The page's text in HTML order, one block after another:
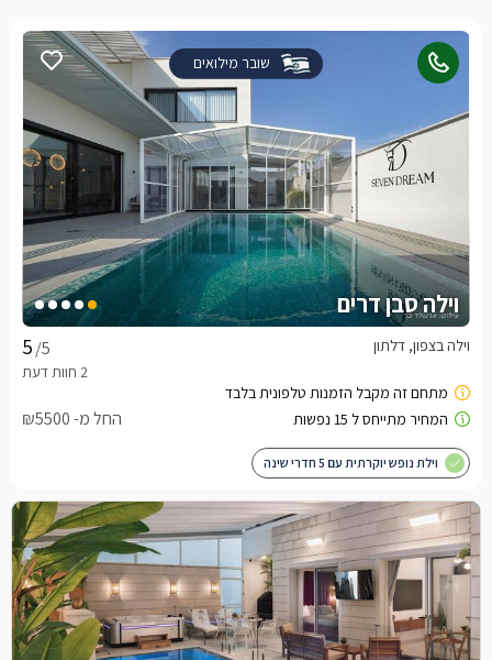
שובר מילואים
וילה סבן דרים
/5 וילה בצפון, דלתון
החל מ- ₪5500
וילת נופש יוקרתית עם 5 חדרי שינה